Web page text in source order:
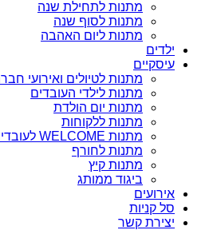
מתנות לתחילת שנה
מתנות לסוף שנה
מתנות ליום האהבה
ילדים
עיסקיים
מתנות לטיולים ואירועי
מתנות לילדי העובדים
מתנות יום הולדת
מתנות ללקוחות
מתנות WELCOME לעובדים
מתנות לחורף
מתנות קיץ
ביגוד ממותג
אירועים
סל קניות
יצירת קשר